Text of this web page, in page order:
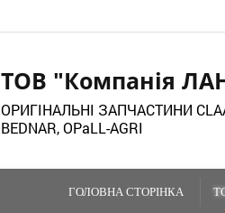
ТОВ "Компанія
ОРИГІНАЛЬНІ ЗАПЧАСТИНИ
BEDNAR, OPaLL-AGRI
ГОЛОВНА СТОРІНКА